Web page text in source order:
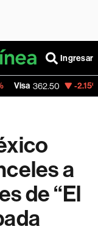
Ingresar
-2.15%
a
de “El